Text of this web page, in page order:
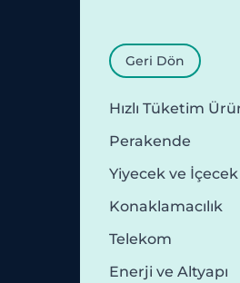
Geri Dön
Hızlı Tüketim
Perakende
Yiyecek ve İçecek
Konaklamacılık
Telekom
Enerji ve Altyapı